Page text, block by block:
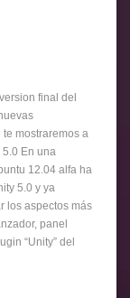
final del
mostraremos a
En una
12.04 alfa ha
5.0 y ya
los aspectos más
panel
“Unity” del